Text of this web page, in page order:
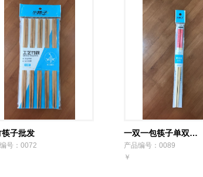
筷子批发
号：0072
一双一包筷子单双…
产品编号：0089
￥